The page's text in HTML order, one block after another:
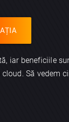
iar beneficiile
Să vedem